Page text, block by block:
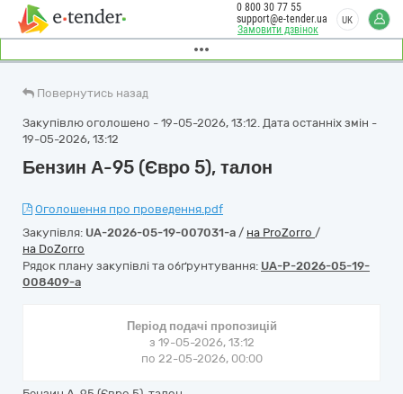
Замовити дзвінок
0 800 30 77 55
support@e-tender.ua
UK
Повернутись назад
Закупівлю оголошено - 19-05-2026, 13:12. Дата останніх змін -
19-05-2026, 13:12
Бензин А-95 (Євро 5), талон
Оголошення про проведення.pdf
Закупівля: UA-2026-05-19-007031-a / на ProZorro /
на DoZorro
Рядок плану закупівлі та обґрунтування: UA-P-2026-05-19-
008409-a
Період подачі пропозицій
з 19-05-2026, 13:12
по 22-05-2026, 00:00